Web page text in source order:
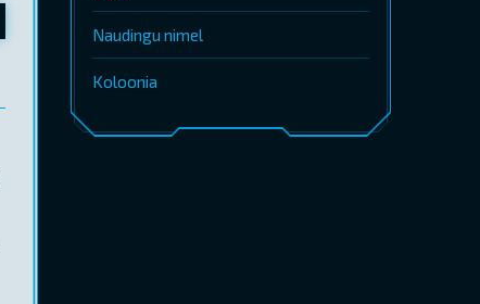
Naudingu nimel
Koloonia